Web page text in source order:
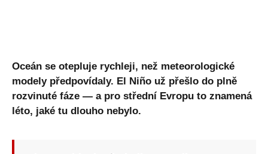
Oceán se otepluje rychleji, než meteorologické
modely předpovídaly. El Niño už přešlo do plně
rozvinuté fáze — a pro střední Evropu to znamená
léto, jaké tu dlouho nebylo.